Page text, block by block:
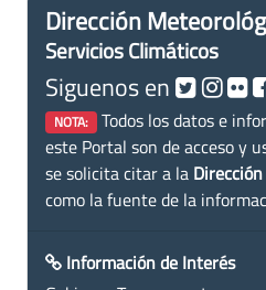
Dirección
Servicios Climáticos
Siguenos en
NOTA: Todos los datos e
este Portal son de acceso y
se solicita citar a la
como la fuente de la
Información de Interés